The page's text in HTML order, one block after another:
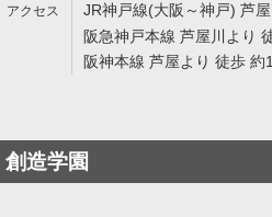
JR神戸線(大阪～神戸) 芦
阪急神戸本線 芦屋川より
阪神本線 芦屋より 徒歩 約
創造学園